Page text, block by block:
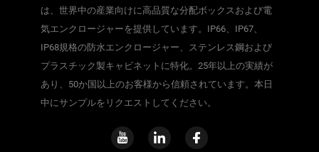
は、世界中の産業向けに高品質な分配ボックスおよび電
気エンクロージャーを提供しています。IP66、IP67、
IP68規格の防水エンクロージャー、ステンレス鋼および
プラスチック製キャビネットに特化。25年以上の実績が
あり、50か国以上のお客様から信頼されています。本日
中にサンプルをリクエストしてください。